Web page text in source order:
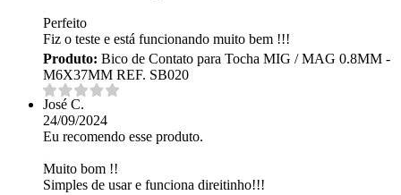
Perfeito
Fiz o teste e está funcionando muito bem !!!
Produto: Bico de Contato para Tocha MIG / MAG 0.8MM -
M6X37MM REF. SB020
José C.
24/09/2024
Eu recomendo esse produto.
Muito bom !!
Simples de usar e funciona direitinho!!!